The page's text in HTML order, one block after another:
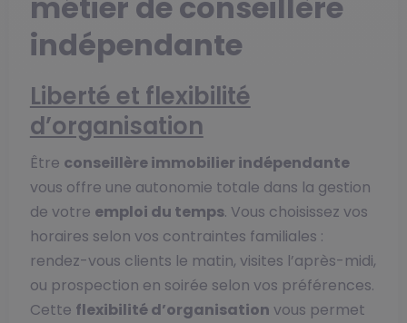
indépendante
Liberté et flexibilité
d’organisation
Être conseillère immobilier indépendante
vous offre une autonomie totale dans la gestion
de votre emploi du temps. Vous choisissez vos
horaires selon vos contraintes familiales :
rendez-vous clients le matin, visites l’après-midi,
ou prospection en soirée selon vos préférences.
Cette flexibilité d’organisation vous permet